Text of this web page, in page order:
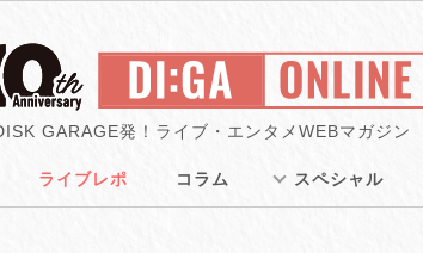
GARAGE発！ライブ・エンタメWEBマガジン
ライブレポ コラム スペシャル